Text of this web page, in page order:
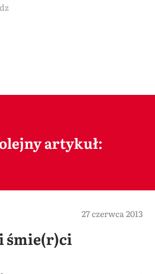
artykuł:
27 czerwca 2013
śmie(r)ci